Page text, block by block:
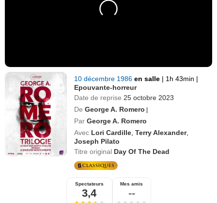
10 décembre 1986en salle | 1h 43min |
Epouvante-horreur
Date de reprise 25 octobre 2023
De George A. Romero |
Par George A. Romero
Avec Lori Cardille ,Terry Alexander,
Joseph Pilato
Titre original Day Of The Dead
Spectateurs
3,4
Mes amis
--